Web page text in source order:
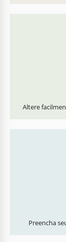
Altere
Preencha